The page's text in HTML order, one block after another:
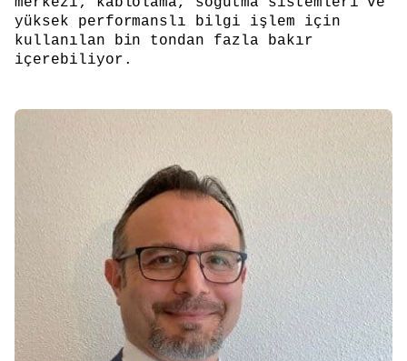
yüksek performanslı bilgi işlem için
kullanılan bin tondan fazla bakır
içerebiliyor.